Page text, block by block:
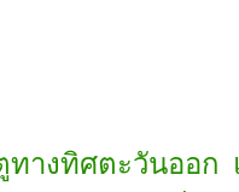
ทางทิศตะวันออก